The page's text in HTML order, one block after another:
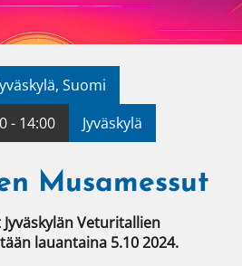
Suomi
- 14:00
Jyväskylä
Musamessut
Veturitallien
lauantaina 5.10 2024.